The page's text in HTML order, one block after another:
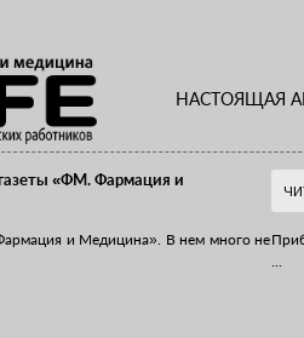
НАСТОЯЩАЯ
«ФМ. Фармация и
и Медицина». В нем много не